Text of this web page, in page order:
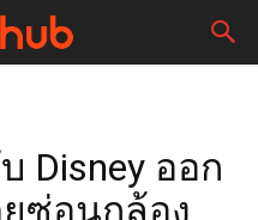
Disney ออก
ซ่อนกล้อง